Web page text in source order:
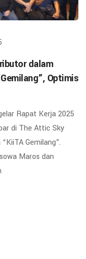
dalam
Optimis
Rapat Kerja 2025
di The Attic Sky
Gemilang”.
Maros dan